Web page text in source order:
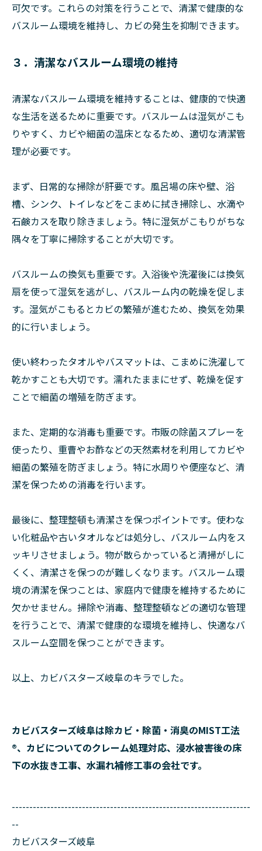
可欠です。これらの対策を行うことで、清潔で健康的な
バスルーム環境を維持し、カビの発生を抑制できます。
３．清潔なバスルーム環境の維持
清潔なバスルーム環境を維持することは、健康的で快適
な生活を送るために重要です。バスルームは湿気がこも
りやすく、カビや細菌の温床となるため、適切な清潔管
理が必要です。
まず、日常的な掃除が肝要です。風呂場の床や壁、浴
槽、シンク、トイレなどをこまめに拭き掃除し、水滴や
石鹸カスを取り除きましょう。特に湿気がこもりがちな
隅々を丁寧に掃除することが大切です。
バスルームの換気も重要です。入浴後や洗濯後には換気
扇を使って湿気を逃がし、バスルーム内の乾燥を促しま
す。湿気がこもるとカビの繁殖が進むため、換気を効果
的に行いましょう。
使い終わったタオルやバスマットは、こまめに洗濯して
乾かすことも大切です。濡れたままにせず、乾燥を促す
ことで細菌の増殖を防ぎます。
また、定期的な消毒も重要です。市販の除菌スプレーを
使ったり、重曹やお酢などの天然素材を利用してカビや
細菌の繁殖を防ぎましょう。特に水周りや便座など、清
潔を保つための消毒を行います。
最後に、整理整頓も清潔さを保つポイントです。使わな
い化粧品や古いタオルなどは処分し、バスルーム内をス
ッキリさせましょう。物が散らかっていると清掃がしに
くく、清潔さを保つのが難しくなります。バスルーム環
境の清潔を保つことは、家庭内で健康を維持するために
欠かせません。掃除や消毒、整理整頓などの適切な管理
を行うことで、清潔で健康的な環境を維持し、快適なバ
スルーム空間を保つことができます。
以上、カビバスターズ岐阜のキラでした。
カビバスターズ岐阜は除カビ・除菌・消臭のMIST工法
®、カビについてのクレーム処理対応、浸水被害後の床
下の水抜き工事、水漏れ補修工事の会社です。
--------------------------------------------------------------------
--
カビバスターズ岐阜